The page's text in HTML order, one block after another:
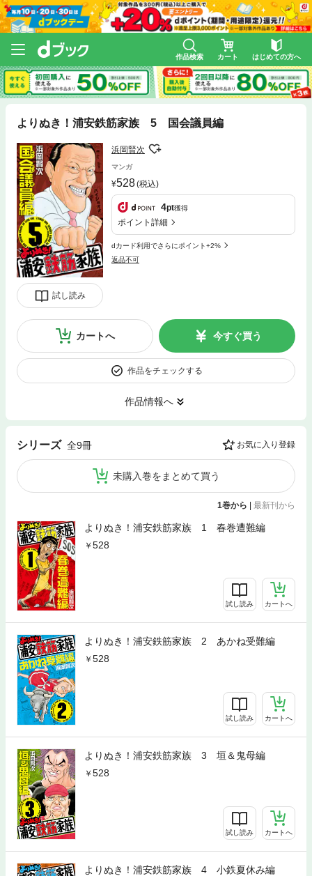
作品検索 カート はじめての方へ
よりぬき！浦安鉄筋家族 5 国会議員編
試し読み
浜岡賢次
マンガ
528(税込)
4pt獲得
ポイント詳細
dカード利用でさらにポイント+2%
返品不可
カートへ 今すぐ買う
作品をチェックする
作品情報へ
シリーズ 全9冊 お気に入り登録
未購入巻をまとめて買う
1巻から | 最新刊から
よりぬき！浦安鉄筋家族 1 春巻遭難編
528
試し読み カートへ
よりぬき！浦安鉄筋家族 2 あかね受難編
528
試し読み カートへ
よりぬき！浦安鉄筋家族 3 垣＆鬼母編
528
試し読み カートへ
よりぬき！浦安鉄筋家族 4 小鉄夏休み編